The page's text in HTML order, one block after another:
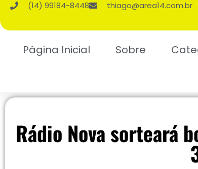
(14) 99184-8448 thiago@area14.com.br
Página Inicial Sobre
Rádio Nova sorteará